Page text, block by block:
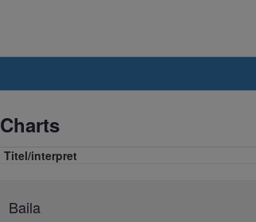
Charts
Titel/interpret
Baila